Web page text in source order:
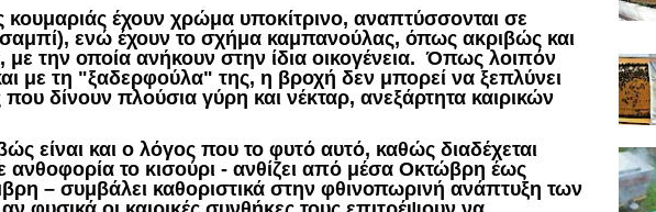
κουμαριάς έχουν χρώμα υποκίτρινο, αναπτύσσονται σε
ενώ έχουν το σχήμα καμπανούλας, όπως ακριβώς και
με την οποία ανήκουν στην ίδια οικογένεια. Όπως λοιπόν
με τη "ξαδερφούλα" της, η βροχή δεν μπορεί να ξεπλύνει
που δίνουν πλούσια γύρη και νέκταρ, ανεξάρτητα καιρικών
είναι και ο λόγος που το φυτό αυτό, καθώς διαδέχεται
το κισούρι - ανθίζει από μέσα Οκτώβρη έως
– συμβάλει καθοριστικά στην φθινοπωρινή ανάπτυξη των